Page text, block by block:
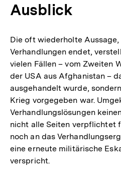
Ausblick
Die oft wiederholte
Verhandlungen endet,
vielen Fällen – vom Zweiten
der USA aus Afghanistan –
ausgehandelt wurde,
Krieg vorgegeben war.
Verhandlungslösungen
nicht alle Seiten verpflichtet
noch an das
eine erneute militärische
verspricht.